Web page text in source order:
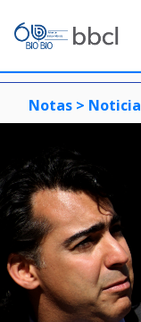
Notas > Noticia